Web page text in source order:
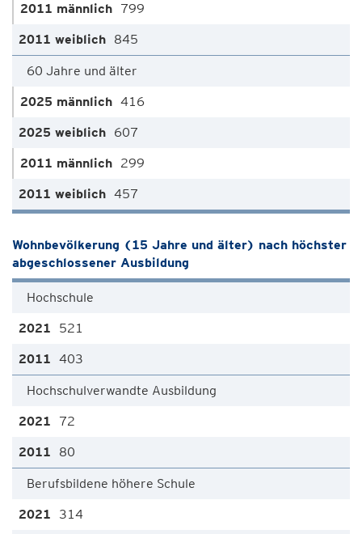
799
845
60 Jahre und älter
416
607
299
457
Wohnbevölkerung (15 Jahre und älter) nach höchster
abgeschlossener Ausbildung
Hochschule
521
403
Hochschulverwandte Ausbildung
72
80
Berufsbildene höhere Schule
314